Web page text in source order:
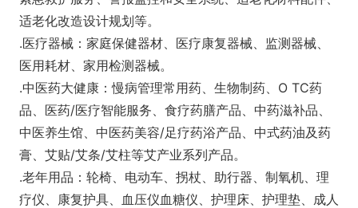
适老化改造设计规划等。
.医疗器械：家庭保健器材、医疗康复器械、监测器械、
医用耗材、家用检测器械。
.中医药大健康：慢病管理常用药、生物制药、O TC药
品、医药/医疗智能服务、食疗药膳产品、中药滋补品、
中医养生馆、中医药美容/足疗药浴产品、中式药油及药
膏、艾贴/艾条/艾柱等艾产业系列产品。
.老年用品：轮椅、电动车、拐杖、助行器、制氧机、理
疗仪、康复护具、血压仪血糖仪、护理床、护理垫、成人